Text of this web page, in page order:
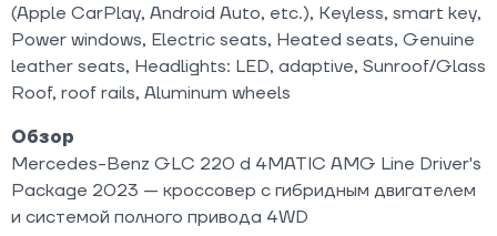
(Apple CarPlay, Android Auto, etc.), Keyless, smart key,
Power windows, Electric seats, Heated seats, Genuine
leather seats, Headlights: LED, adaptive, Sunroof/Glass
Roof, roof rails, Aluminum wheels
Обзор
Mercedes-Benz GLC 220 d 4MATIC AMG Line Driver's
Package 2023 — кроссовер с гибридным двигателем
и системой полного привода 4WD